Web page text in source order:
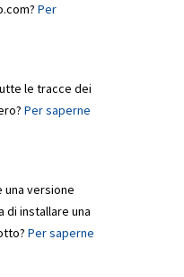
Per
le tracce dei
Per saperne
una versione
di installare una
Per saperne